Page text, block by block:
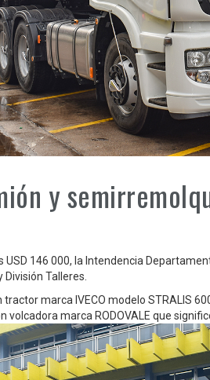
y
146 000, la Intendencia
División Talleres.
marca IVECO modelo STRALIS
volcadora marca RODOVALE que